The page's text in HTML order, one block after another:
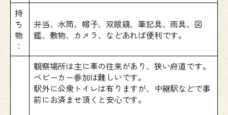
持
ち
物
：
弁当、水筒、帽子、双眼鏡、筆記具、雨具、図
鑑、敷物、カメラ、などあれば便利です。
観察場所は主に車の往来があり、狭い府道です。
ベビーカー参加は難しいです。
駅外に公衆トイレは有りますが、中継駅などで事
前にお済ませ頂くと安心です。